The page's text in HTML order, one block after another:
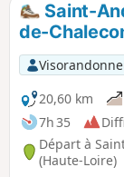
Saint-
de-
20,60 km
7h 35
Départ à
(Haute-Loire)